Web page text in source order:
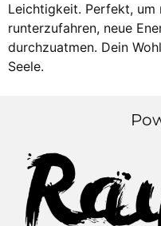
Leichtigkeit. Perfekt, um
runterzufahren, neue
durchzuatmen. Dein
Seele.